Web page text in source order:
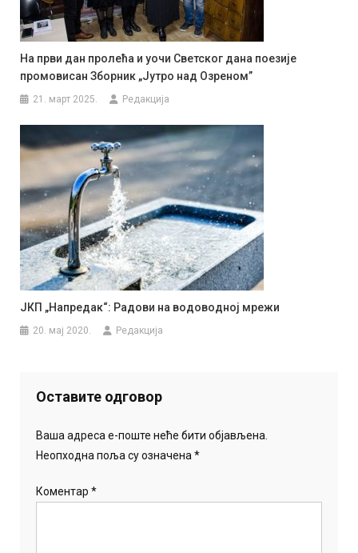
На први дан пролећа и уочи Светског дана поезије
промовисан Зборник „Јутро над Озреном”
21. март 2025. Редакција
ЈКП „Напредак“: Радови на водоводној мрежи
20. мај 2020. Редакција
Оставите одговор
Ваша адреса е-поште неће бити објављена.
Неопходна поља су означена*
Коментар*